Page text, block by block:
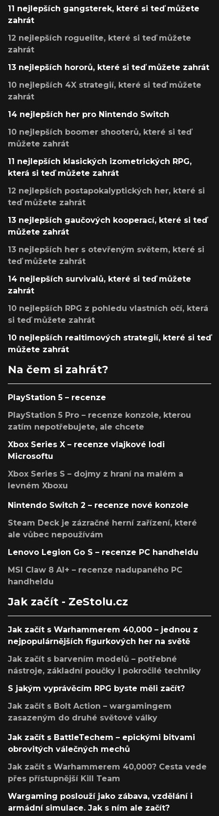
11 nejlepších gangsterek, které si teď můžete
zahrát
12 nejlepších roguelite, které si teď můžete
zahrát
13 nejlepších hororů, které si teď můžete zahrát
10 nejlepších 4X strategií, které si teď můžete
zahrát
14 nejlepších her pro Nintendo Switch
10 nejlepších boomer shooterů, které si teď
můžete zahrát
11 nejlepších klasických izometrických RPG,
která si teď můžete zahrát
12 nejlepších postapokalyptických her, které si
teď můžete zahrát
13 nejlepších gaučových kooperací, které si teď
můžete zahrát
13 nejlepších her s otevřeným světem, které si
teď můžete zahrát
14 nejlepších survivalů, které si teď můžete
zahrát
10 nejlepších RPG z pohledu vlastních očí, která
si teď můžete zahrát
10 nejlepších realtimových strategií, které si teď
můžete zahrát
Na čem si zahrát?
PlayStation 5 – recenze
PlayStation 5 Pro – recenze konzole, kterou
zatím nepotřebujete, ale chcete
Xbox Series X – recenze vlajkové lodi
Microsoftu
Xbox Series S – dojmy z hraní na malém a
levném Xboxu
Nintendo Switch 2 – recenze nové konzole
Steam Deck je zázračné herní zařízení, které
ale vůbec nepoužívám
Lenovo Legion Go S – recenze PC handheldu
MSI Claw 8 AI+ – recenze nadupaného PC
handheldu
Jak začít - ZeStolu.cz
Jak začít s Warhammerem 40,000 – jednou z
nejpopulárnějších figurkových her na světě
Jak začít s barvením modelů – potřebné
nástroje, základní poučky i pokročilé techniky
S jakým vyprávěcím RPG byste měli začít?
Jak začít s Bolt Action – wargamingem
zasazeným do druhé světové války
Jak začít s BattleTechem – epickými bitvami
obrovitých válečných mechů
Jak začít s Warhammerem 40,000? Cesta vede
přes přístupnější Kill Team
Wargaming poslouží jako zábava, vzdělání i
armádní simulace. Jak s ním ale začít?